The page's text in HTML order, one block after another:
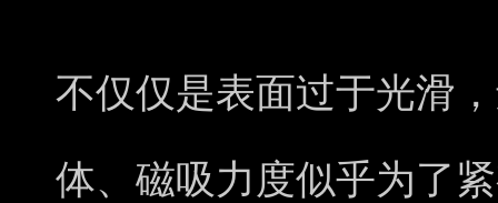
不仅仅是表面过于光滑
体、磁吸力度似乎为了